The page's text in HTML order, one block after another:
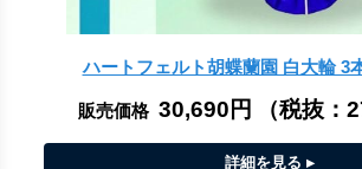
ハートフェルト胡蝶蘭園 白大輪 3
販売価格 30,690円 （税抜：